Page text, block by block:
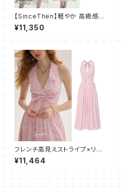
【SinceThen】軽やか 高級感
パフ マキシ丈 ワンピース ドレス
¥11,350
フレンチ高見えストライプ×リボ
ン ホルターワンピース
¥11,464